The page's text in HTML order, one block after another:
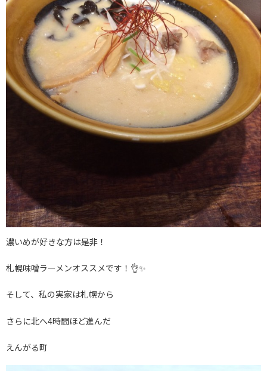
濃いめが好きな方は是非！
札幌味噌ラーメンオススメです！👌✨
そして、私の実家は札幌から
さらに北へ4時間ほど進んだ
えんがる町